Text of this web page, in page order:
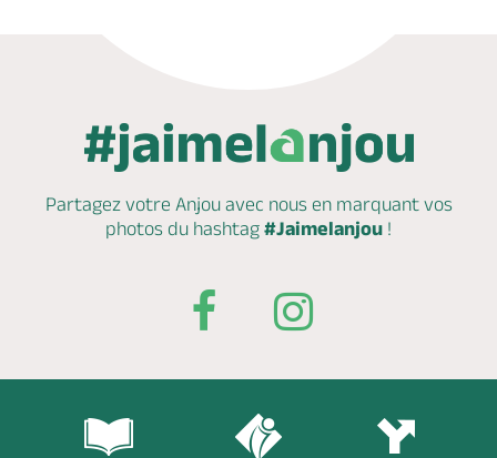
Partagez votre Anjou avec nous en marquantvos
photos du hashtag #Jaimelanjou !